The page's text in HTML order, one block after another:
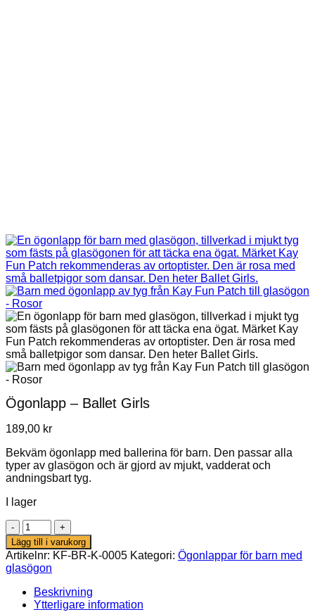
Ögonlapp – Ballet Girls
189,00 kr
Bekväm ögonlapp med ballerina för barn. Den passar alla
typer av glasögon och är gjord av mjukt, vadderat och
andningsbart tyg.
I lager
Ögonlapp
–
Ballet
Girls
mängd
Lägg till i varukorg
Artikelnr: KF-BR-K-0005 Kategori: Ögonlappar för barn med
glasögon
Beskrivning
Ytterligare information